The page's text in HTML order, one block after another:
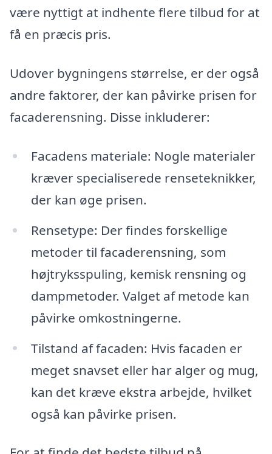
være nyttigt at indhente flere tilbud for at
få en præcis pris.
Udover bygningens størrelse, er der også
andre faktorer, der kan påvirke prisen for
facaderensning. Disse inkluderer:
Facadens materiale: Nogle materialer
kræver specialiserede renseteknikker,
der kan øge prisen.
Rensetype: Der findes forskellige
metoder til facaderensning, som
højtryksspuling, kemisk rensning og
dampmetoder. Valget af metode kan
påvirke omkostningerne.
Tilstand af facaden: Hvis facaden er
meget snavset eller har alger og mug,
kan det kræve ekstra arbejde, hvilket
også kan påvirke prisen.